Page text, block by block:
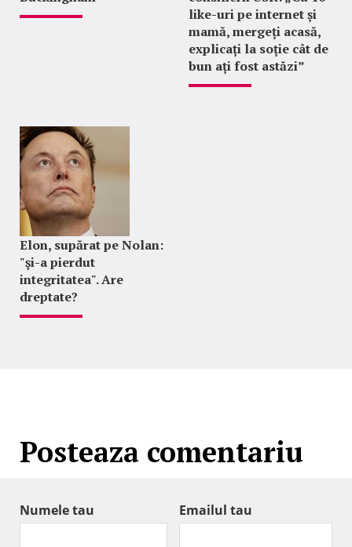
like-uri pe internet și
mamă, mergeți acasă,
explicați la soție cât de
bun ați fost astăzi”
Elon, supărat pe Nolan:
"şi-a pierdut
integritatea". Are
dreptate?
Posteaza comentariu
Numele tau Emailul tau